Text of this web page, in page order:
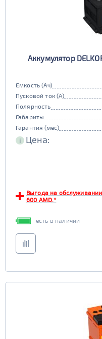
Аккумулятор
Емкость (Ач)
Пусковой ток (А)
Полярность
Габариты
Гарантия (мес)
i Цена:
Выгода на
600 AMD.*
есть в наличии